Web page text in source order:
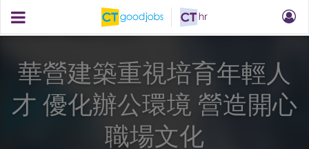
華營建築重視培育年輕人
才 優化辦公環境 營造開心
職場文化